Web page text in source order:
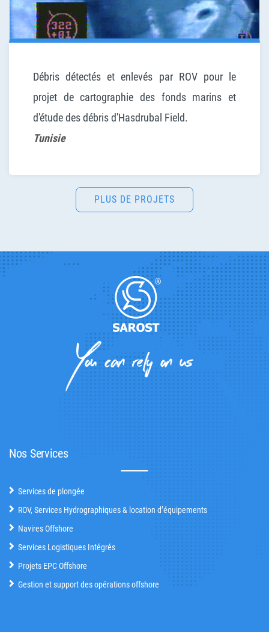
Débris détectés et enlevés par ROV pour le
projet de cartographie des fonds marins et
d'étude des débris d'Hasdrubal Field.
Tunisie
PLUS DE PROJETS
Nos Services
Services de plongée
ROV, Services Hydrographiques & location d’équipements
Navires Offshore
Services Logistiques Intégrés
Projets EPC Offshore
Gestion et support des opérations offshore